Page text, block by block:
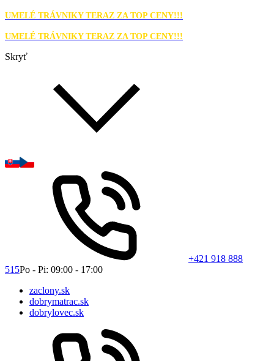
UMELÉ TRÁVNIKY TERAZ ZA TOP CENY!!!
UMELÉ TRÁVNIKY TERAZ ZA TOP CENY!!!
Skryť
+421 918 888
515Po - Pi: 09:00 - 17:00
zaclony.sk
dobrymatrac.sk
dobrylovec.sk